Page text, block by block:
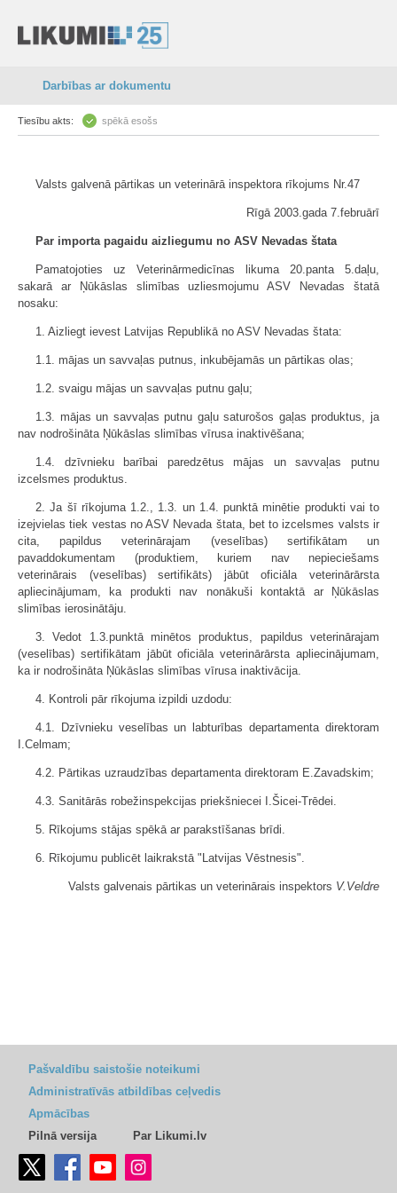
Darbības ar dokumentu
Tiesību akts: spēkā esošs
Valsts galvenā pārtikas un veterinārā inspektora rīkojums Nr.47
Rīgā 2003.gada 7.februārī
Par importa pagaidu aizliegumu no ASV Nevadas štata
Pamatojoties uz Veterinārmedicīnas likuma 20.panta 5.daļu,
sakarā ar Ņūkāslas slimības uzliesmojumu ASV Nevadas štatā
nosaku:
1. Aizliegt ievest Latvijas Republikā no ASV Nevadas štata:
1.1. mājas un savvaļas putnus, inkubējamās un pārtikas olas;
1.2. svaigu mājas un savvaļas putnu gaļu;
1.3. mājas un savvaļas putnu gaļu saturošos gaļas produktus, ja
nav nodrošināta Ņūkāslas slimības vīrusa inaktivēšana;
1.4. dzīvnieku barībai paredzētus mājas un savvaļas putnu
izcelsmes produktus.
2. Ja šī rīkojuma 1.2., 1.3. un 1.4. punktā minētie produkti vai to
izejvielas tiek vestas no ASV Nevada štata, bet to izcelsmes valsts ir
cita, papildus veterinārajam (veselības) sertifikātam un
pavaddokumentam (produktiem, kuriem nav nepieciešams
veterinārais (veselības) sertifikāts) jābūt oficiāla veterinārārsta
apliecinājumam, ka produkti nav nonākuši kontaktā ar Ņūkāslas
slimības ierosinātāju.
3. Vedot 1.3.punktā minētos produktus, papildus veterinārajam
(veselības) sertifikātam jābūt oficiāla veterinārārsta apliecinājumam,
ka ir nodrošināta Ņūkāslas slimības vīrusa inaktivācija.
4. Kontroli pār rīkojuma izpildi uzdodu:
4.1. Dzīvnieku veselības un labturības departamenta direktoram
I.Celmam;
4.2. Pārtikas uzraudzības departamenta direktoram E.Zavadskim;
4.3. Sanitārās robežinspekcijas priekšniecei I.Šicei-Trēdei.
5. Rīkojums stājas spēkā ar parakstīšanas brīdi.
6. Rīkojumu publicēt laikrakstā "Latvijas Vēstnesis".
Valsts galvenais pārtikas un veterinārais inspektors V.Veldre
Pašvaldību saistošie noteikumi
Administratīvās atbildības ceļvedis
Apmācības
Pilnā versija
Par Likumi.lv